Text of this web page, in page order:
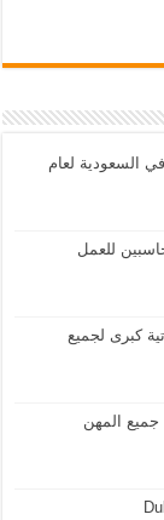
عمل في السعودية لعام
ومحاسبين للعمل
كبرى لجميع
عمل في قطر 2024 تشمل جميع المهن